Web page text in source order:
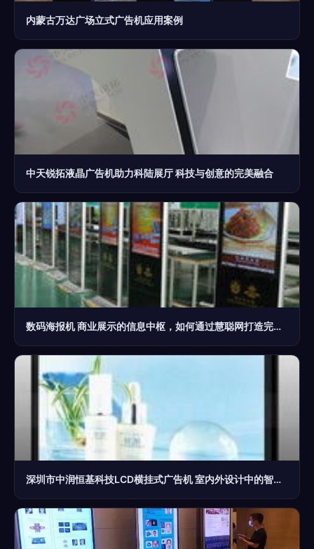
内蒙古万达广场立式广告机应用案例
中天锐拓液晶广告机助力科陆展厅 科技与创意的完美融合
数码海报机 商业展示的信息中枢，如何通过慧聪网打造完美可视化方案
深圳市中润恒基科技LCD横挂式广告机 室内外设计中的智能媒体展现